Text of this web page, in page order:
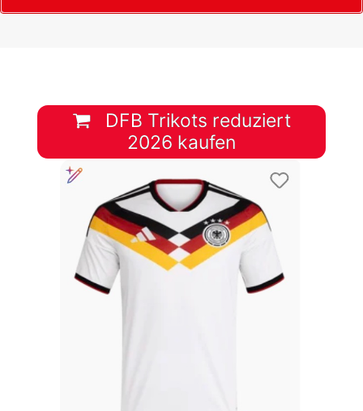
DFB Trikots reduziert
2026 kaufen